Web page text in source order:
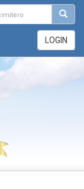
LOGIN